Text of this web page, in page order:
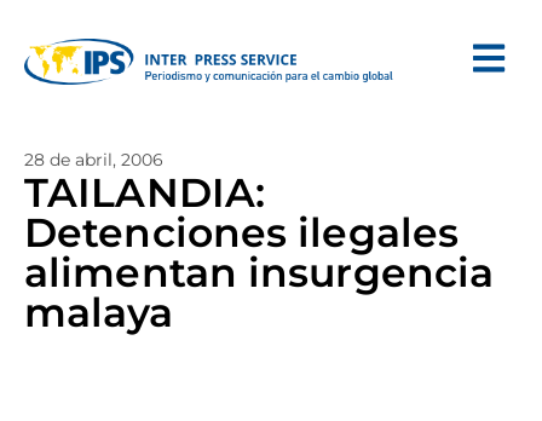
28 de abril, 2006
TAILANDIA:
Detenciones ilegales
alimentan insurgencia
malaya